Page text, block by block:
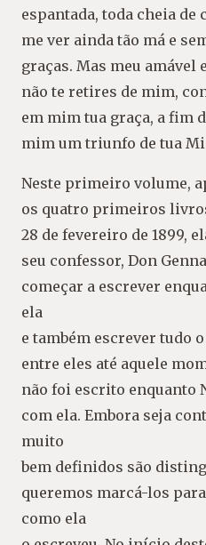
espantada, toda cheia de
me ver ainda tão má e
graças. Mas meu amável
não te retires de mim,
em mim tua graça, a fim
mim um triunfo de tua
Neste primeiro volume,
os quatro primeiros
28 de fevereiro de 1899,
seu confessor, Don
começar a escrever
ela
e também escrever tudo
entre eles até aquele
não foi escrito enquanto
com ela. Embora seja
muito
bem definidos são
queremos marcá-los
como ela